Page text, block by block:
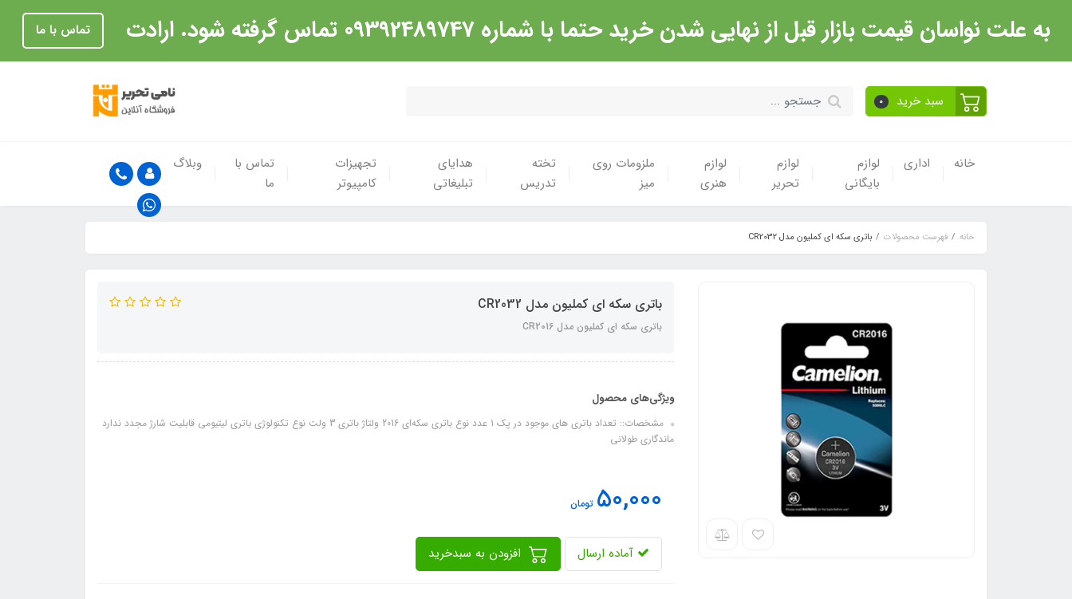
به علت نواسان قیمت بازار قبل از نهایی شدن خرید حتما با شماره 09392489747 تماس گرفته شود. ارادت تماس با ما
سبد خرید 0
خانه اداری
لوازم
بایگانی
لوازم
تحریر
لوازم
هنری
ملزومات روی
میز
تخته
تدریس
هدایای
تبلیغاتی
تجهیزات
کامپیوتر
تماس با
ما
وبلاگ
خانه فهرست محصولات باتری سکه ای کملیون مدل CR2032
باتری سکه ای کملیون مدل CR2032
باتری سکه ای کملیون مدل CR2016
ویژگی‌های محصول
مشخصات:: تعداد باتری های موجود در پک 1 عدد نوع باتری سکه‌ای 2016 ولتاژ باتری 3 ولت نوع تکنولوژی باتری لیتیومی قابلیت شارژ مجدد ندارد
ماندگاری طولانی
50,000 تومان
آماده ارسال